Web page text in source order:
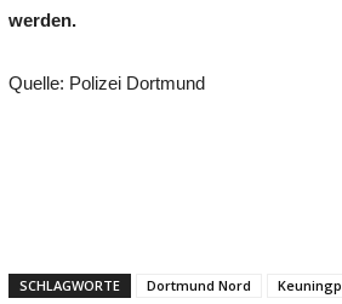
werden.
Quelle: Polizei Dortmund
SCHLAGWORTE Dortmund Nord